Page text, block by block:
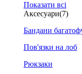
Показати всі
Аксесуари(7)
Бандани
Пов'язки на лоб
Рюкзаки